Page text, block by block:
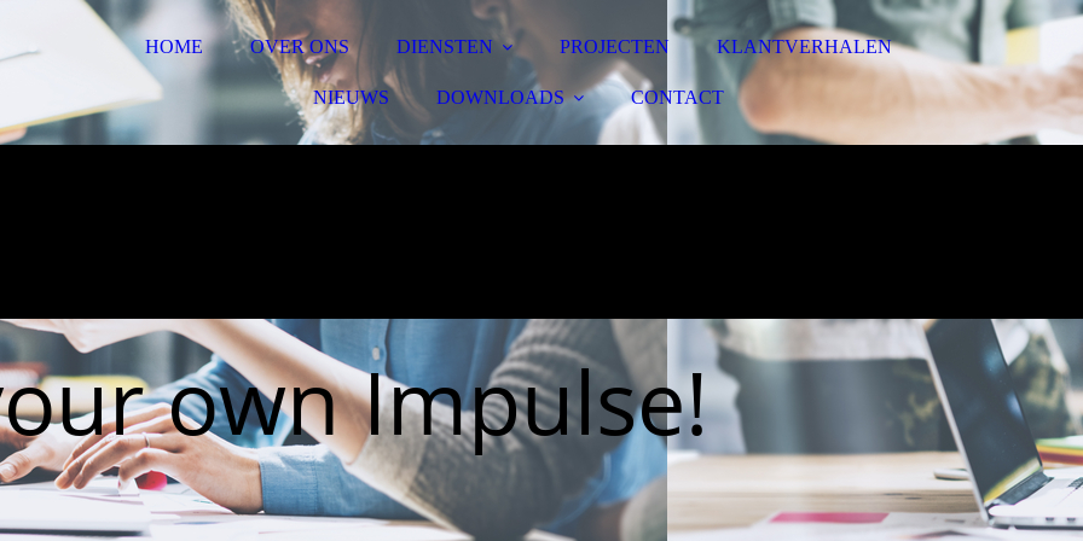
HOME OVER ONS DIENSTEN PROJECTEN KLANTVERHALEN
NIEUWS DOWNLOADS CONTACT
own Impulse!